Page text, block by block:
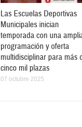
Las Escuelas Deportivas
Municipales inician
temporada con una
programación y oferta
multidisciplinar para más
cinco mil plazas
07 octubre 2025